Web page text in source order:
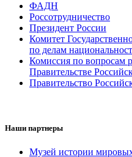
ФАДН
Россотрудничество
Президент России
Комитет
по делам
Комиссия по вопросам
Правительстве
Правительство
Наши партнеры
Музей истории